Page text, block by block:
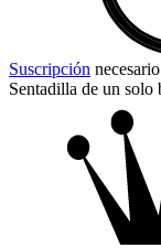
Suscripción necesario
Sentadilla de un solo